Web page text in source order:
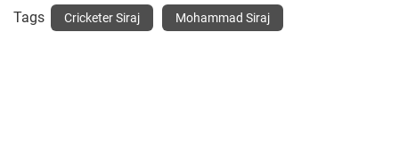
Tags Cricketer Siraj Mohammad Siraj